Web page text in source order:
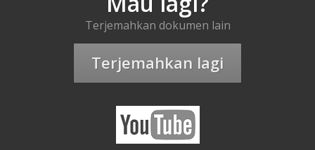
Terjemahkan dokumen lain
Terjemahkan lagi